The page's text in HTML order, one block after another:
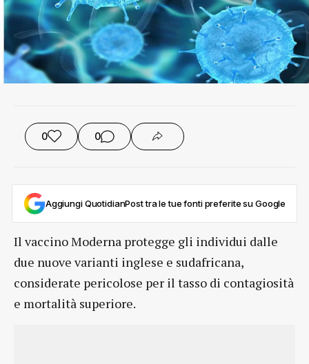
0 0
Aggiungi QuotidianPost tra le tue fonti preferite su Google
Il vaccino Moderna protegge gli individui dalle
due nuove varianti inglese e sudafricana,
considerate pericolose per il tasso di contagiosità
e mortalità superiore.